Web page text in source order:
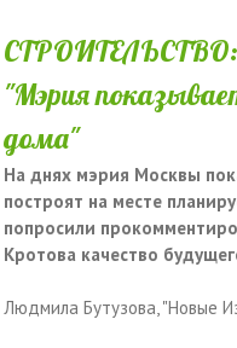
СТРОИТЕЛЬСТВО:
"Мэрия
дома"
На днях мэрия Москвы
построят на месте
попросили
Кротова качество
Людмила Бутузова, "Новые